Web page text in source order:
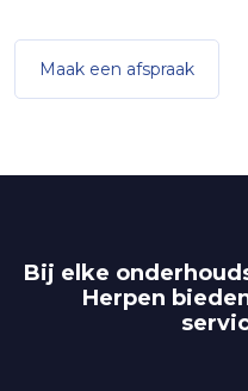
Maak een afspraak
Bij elke
Herpen